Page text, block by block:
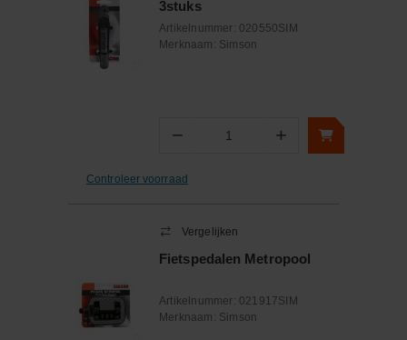
3stuks
Artikelnummer: 020550SIM
Merknaam: Simson
− Aantal +
Controleer voorraad
Vergelijken
Fietspedalen Metropool
Artikelnummer: 021917SIM
Merknaam: Simson